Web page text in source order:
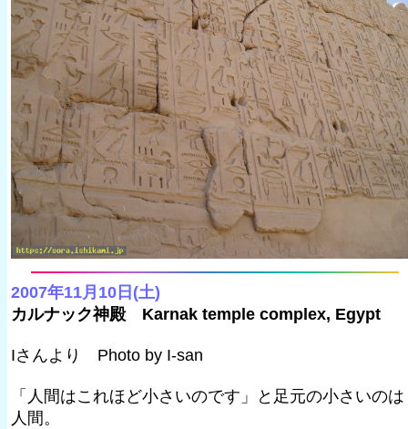
2007年11月10日(土)
カルナック神殿 Karnak temple complex, Egypt
Iさんより Photo by I-san
「人間はこれほど小さいのです」と足元の小さいのは
人間。